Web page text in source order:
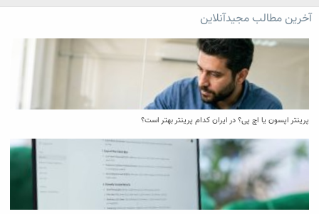
آخرین مطالب مجیدآنلاین
پرینتر اپسون یا اچ پی؟ در ایران کدام پرینتر بهتر است؟